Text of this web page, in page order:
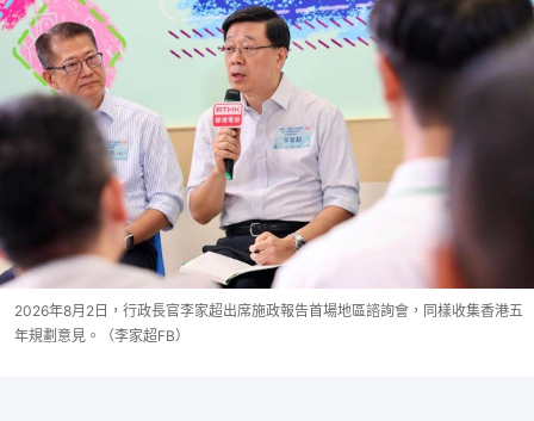
2026年8月2日，行政長官李家超出席施政報告首場地區諮詢會，同樣收集香港五
年規劃意見。（李家超FB）